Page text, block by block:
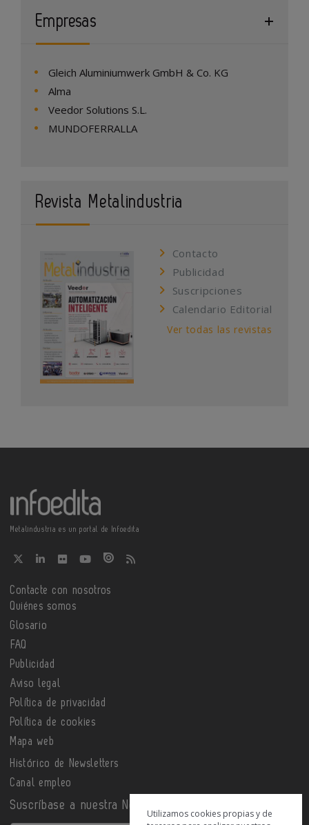
Empresas
Gleich Aluminiumwerk GmbH & Co. KG
Alma
Veedor Solutions S.L.
MUNDOFERRALLA
Revista Metalindustria
Contacto
Publicidad
Suscripciones
Calendario Editorial
Ver todas las revistas
Metalindustria es un portal de Infoedita
Contacte con nosotros
Quiénes somos
Glosario
FAQ
Publicidad
Aviso legal
Política de privacidad
Política de cookies
Mapa web
Histórico de Newsletters
Canal empleo
Suscríbase a nuestra Newsletter
Utilizamos cookies propias y de